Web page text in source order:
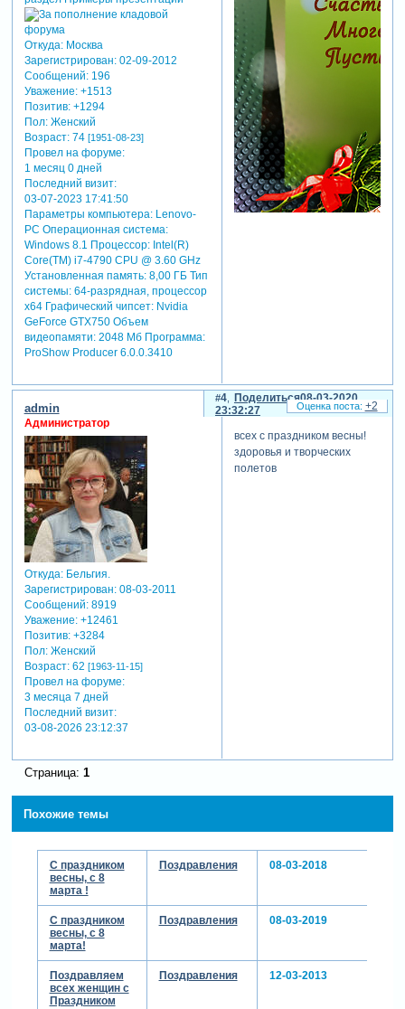
Откуда:Москва
Зарегистрирован: 02-09-2012
Сообщений:196
Уважение: +1513
Позитив: +1294
Пол:Женский
Возраст:74 [1951-08-23]
Провел на форуме:
1 месяц 0 дней
Последний визит:
03-07-2023 17:41:50
Параметры компьютера:Lenovo-
PC Операционная система:
Windows 8.1 Процессор: Intel(R)
Core(TM) i7-4790 CPU @ 3.60 GHz
Установленная память: 8,00 ГБ Тип
системы: 64-разрядная, процессор
х64 Графический чипсет: Nvidia
GeForce GTX750 Объем
видеопамяти: 2048 Мб Программа:
ProShow Producer 6.0.0.3410
Поделиться
4
08-03-2020
23:32:27
admin
Администратор
Откуда:Бельгия.
Зарегистрирован: 08-03-2011
Сообщений:8919
Уважение: +12461
Позитив: +3284
Пол:Женский
Возраст:62 [1963-11-15]
Провел на форуме:
3 месяца 7 дней
Последний визит:
03-08-2026 23:12:37
всех с праздником весны!
здоровья и творческих
полетов
+2
Страница: 1
Похожие темы
С праздником
весны, с 8
марта !
Поздравления 08-03-2018
С праздником
весны, с 8
марта!
Поздравления 08-03-2019
Поздравляем
всех женщин с
Праздником
Поздравления 12-03-2013